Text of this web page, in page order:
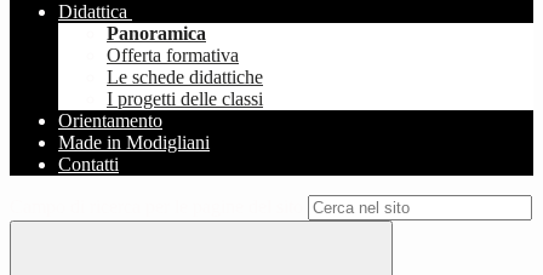
Didattica
Panoramica
Offerta formativa
Le schede didattiche
I progetti delle classi
Orientamento
Made in Modigliani
Contatti